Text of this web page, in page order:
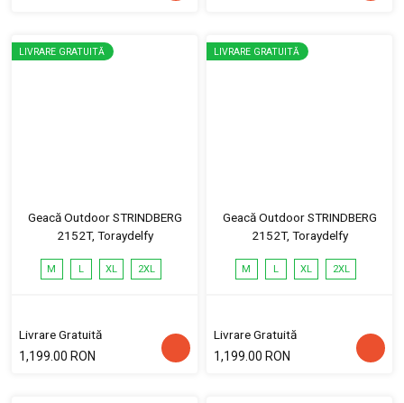
LIVRARE GRATUITĂ
Geacă Outdoor STRINDBERG
2152T, Toraydelfy
M L XL 2XL
Livrare Gratuită
1,199.00 RON
LIVRARE GRATUITĂ
Geacă Outdoor STRINDBERG
2152T, Toraydelfy
M L XL 2XL
Livrare Gratuită
1,199.00 RON